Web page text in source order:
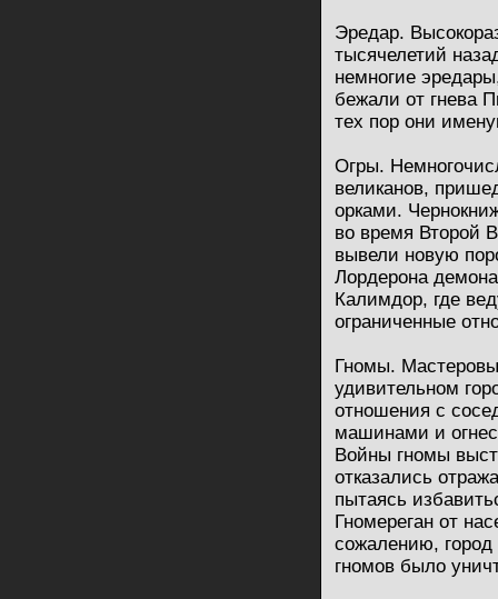
Эредар.
тысячелетий
немногие
бежали от гнева
тех пор они
Огры.
великанов,
орками.
во время Второй
вывели новую
Лордерона
Калимдор, где
ограниченные
Гномы.
удивительном
отношения с
машинами и
Войны гномы
отказались
пытаясь
Гномереган от
сожалению, город
гномов было